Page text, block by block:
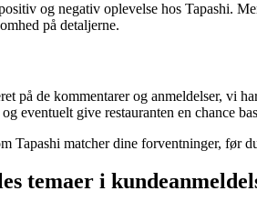
og negativ oplevelse hos Tapashi.
på detaljerne.
på de kommentarer og anmeldelser, vi
eventuelt give restauranten en chance
Tapashi matcher dine forventninger, før
temaer i